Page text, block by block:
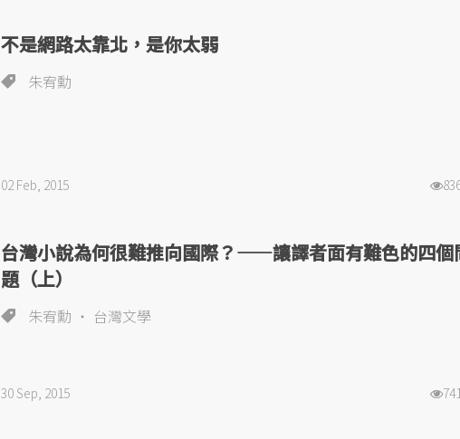
不是網路太靠北，是你太弱
朱宥勳
02 Feb, 2015
台灣小說為何很難推向國際？——讓譯者面有難色的四個
題（上）
朱宥勳 台灣文學
30 Sep, 2015